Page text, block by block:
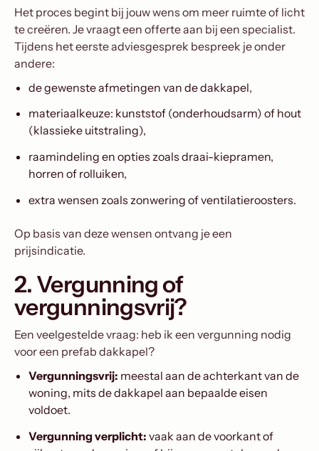
Het proces begint bij jouw wens om meer ruimte of licht
te creëren. Je vraagt een offerte aan bij een specialist.
Tijdens het eerste adviesgesprek bespreek je onder
andere:
de gewenste afmetingen van de dakkapel,
materiaalkeuze: kunststof (onderhoudsarm) of hout
(klassieke uitstraling),
raamindeling en opties zoals draai-kiepramen,
horren of rolluiken,
extra wensen zoals zonwering of ventilatieroosters.
Op basis van deze wensen ontvang je een
prijsindicatie.
2. Vergunning of
vergunningsvrij?
Een veelgestelde vraag: heb ik een vergunning nodig
voor een prefab dakkapel?
Vergunningsvrij: meestal aan de achterkant van de
woning, mits de dakkapel aan bepaalde eisen
voldoet.
Vergunning verplicht: vaak aan de voorkant of